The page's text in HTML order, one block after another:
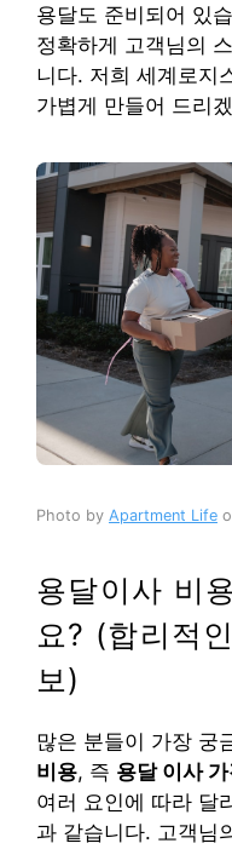
용달도 준비되어 있
정확하게 고객님의
니다. 저희 세계로지
가볍게 만들어 드리
Photo by Apartment Life
용달이사 비
요? (합리적
보)
많은 분들이 가장 궁
비용, 즉 용달 이사 가
여러 요인에 따라 달
과 같습니다. 고객님